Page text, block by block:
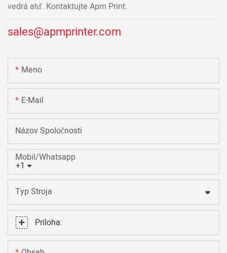
vedrá atď. Kontaktujte Apm Print.
sales@apmprinter.com
Meno
E-Mail
Názov Spoločnosti
+1
Mobil/Whatsapp
Typ Stroja
Príloha: